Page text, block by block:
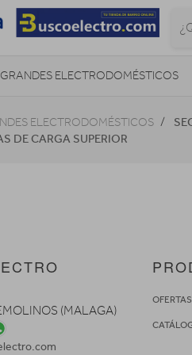
GRANDES ELECTRODOMÉSTICOS
TELEVISORES Y REPRODUCTORES
ELECTRODOMÉSTICOS
DE CARGA SUPERIOR
(MALAGA)
OFERTAS